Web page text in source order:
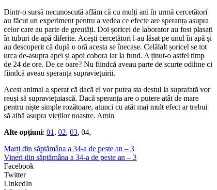
Dintr-o sursă necunoscută aflăm că cu mulți ani în urmă cercetători
au făcut un experiment pentru a vedea ce efecte are speranța asupra
celor care au parte de greutăți. Doi șoricei de laborator au fost plasați
în tuburi de apă diferite. Acești cercetători l-au lăsat pe unul în apă și
au descoperit că după o oră acesta se înecase. Celălalt șoricel se tot
urca de-asupra apei și apoi cobora iar la fund. A ținut-o astfel timp
de 24 de ore. De ce oare? Nu fiindcă aveau parte de scurte odihne ci
fiindcă aveau speranța supraviețuirii.
Acest animal a sperat că dacă ei vor putea sta destul la suprafață vor
reuși să supraviețuiască. Dacă speranța are o putere atât de mare
pentru niște simple rozătoare, atunci cu atât mai mult efect ar trebui
să aibă asupra vieților noastre. Amin
Alte opțiuni: 01 , 02, 03, 04,
Marți din săptămâna a 34-a de peste an – 3
Vineri din săptămâna a 34-a de peste an – 3
Facebook
Twitter
LinkedIn